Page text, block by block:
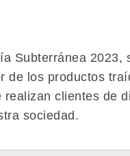
Subterránea
de los productos
clientes de
sociedad.